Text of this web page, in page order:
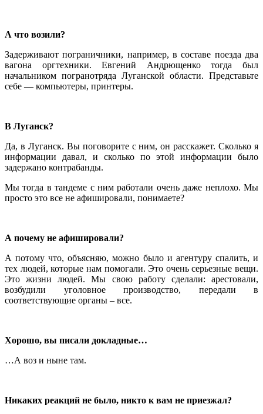
А что возили?
Задерживают пограничники, например, в составе поезда два
вагона оргтехники. Евгений Андрющенко тогда был
начальником погранотряда Луганской области. Представьте
себе — компьютеры, принтеры.
В Луганск?
Да, в Луганск. Вы поговорите с ним, он расскажет. Сколько я
информации давал, и сколько по этой информации было
задержано контрабанды.
Мы тогда в тандеме с ним работали очень даже неплохо. Мы
просто это все не афишировали, понимаете?
А почему не афишировали?
А потому что, объясняю, можно было и агентуру спалить, и
тех людей, которые нам помогали. Это очень серьезные вещи.
Это жизни людей. Мы свою работу сделали: арестовали,
возбудили уголовное производство, передали в
соответствующие органы – все.
Хорошо, вы писали докладные…
…А воз и ныне там.
Никаких реакций не было, никто к вам не приезжал?